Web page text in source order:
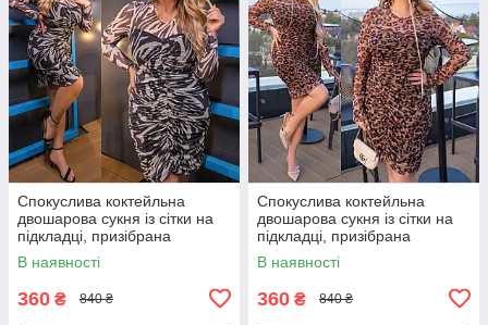
Спокуслива коктейльна
двошарова сукня із сітки на
підкладці, призібрана
спереду, норма і батал великі
розміри
В наявності
360 ₴ 840 ₴
Спокуслива коктейльна
двошарова сукня із сітки на
підкладці, призібрана
спереду, норма і батал великі
розміри
В наявності
360 ₴ 840 ₴